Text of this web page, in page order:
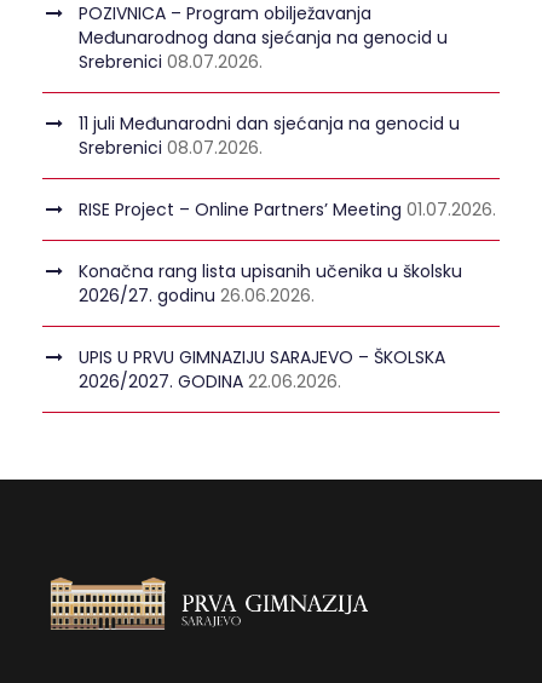
POZIVNICA – Program obilježavanja
Međunarodnog dana sjećanja na genocid u
Srebrenici 08.07.2026.
11 juli Međunarodni dan sjećanja na genocid u
Srebrenici 08.07.2026.
RISE Project – Online Partners’ Meeting 01.07.2026.
Konačna rang lista upisanih učenika u školsku
2026/27. godinu 26.06.2026.
UPIS U PRVU GIMNAZIJU SARAJEVO – ŠKOLSKA
2026/2027. GODINA 22.06.2026.